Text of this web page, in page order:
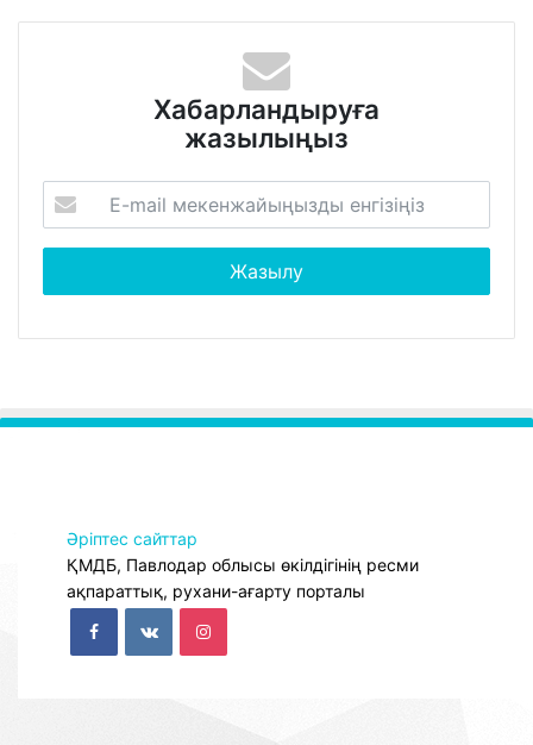
Хабарландыруға
жазылыңыз
Әріптес сайттар
ҚМДБ, Павлодар облысы өкілдігінің ресми
ақпараттық, рухани-ағарту порталы